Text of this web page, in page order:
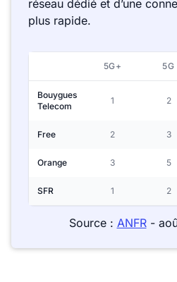
réseau dédié et d’une
plus rapide.
5G+ 5G
Bouygues
Telecom
1 2
Free 2 3
Orange 3 5
SFR 1 2
Source : ANFR-